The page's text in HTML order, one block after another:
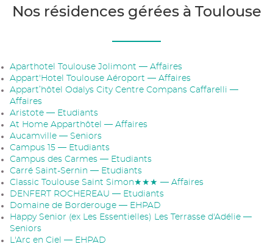
Nos résidences gérées à Toulouse
Aparthotel Toulouse Jolimont — Affaires
Appart'Hotel Toulouse Aéroport — Affaires
Appart’hôtel Odalys City Centre Compans Caffarelli —
Affaires
Aristote — Etudiants
At Home Apparthôtel — Affaires
Aucamville — Seniors
Campus 15 — Etudiants
Campus des Carmes — Etudiants
Carré Saint-Sernin — Etudiants
Classic Toulouse Saint Simon★★★ — Affaires
DENFERT ROCHEREAU — Etudiants
Domaine de Borderouge — EHPAD
Happy Senior (ex Les Essentielles) Les Terrasse d'Adélie —
Seniors
L'Arc en Ciel — EHPAD